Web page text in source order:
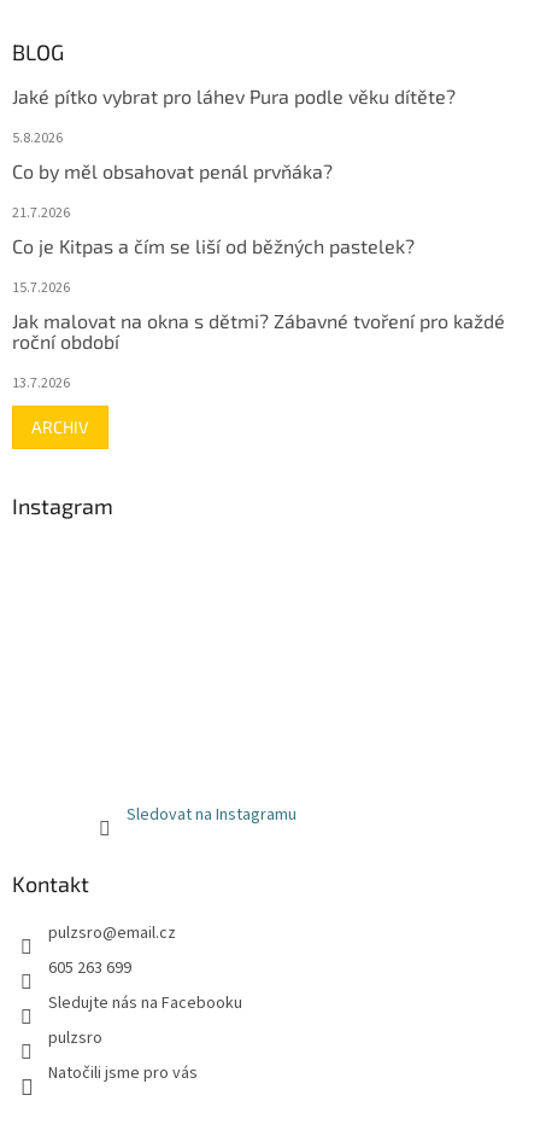
BLOG
Jaké pítko vybrat pro láhev Pura podle věku dítěte?
5.8.2026
Co by měl obsahovat penál prvňáka?
21.7.2026
Co je Kitpas a čím se liší od běžných pastelek?
15.7.2026
Jak malovat na okna s dětmi? Zábavné tvoření pro každé
roční období
13.7.2026
ARCHIV
Instagram
Sledovat na Instagramu
Kontakt
pulzsro@email.cz
605 263 699
Sledujte nás na Facebooku
pulzsro
Natočili jsme pro vás